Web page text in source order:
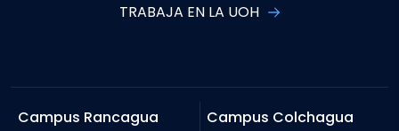
TRABAJA EN LA UOH
Campus Rancagua
Campus Colchagua